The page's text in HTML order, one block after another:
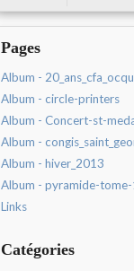
Pages
Album -
Album - circle-printers
Album - Concert-st-
Album -
Album - hiver_2013
Album - pyramide-tome-
Links
Catégories